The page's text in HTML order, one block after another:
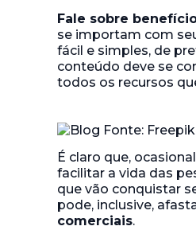
Fale sobre
se importam com
fácil e simples, de
conteúdo deve se
todos os recursos
É claro que,
facilitar a vida das
que vão conquistar
pode, inclusive,
comerciais.